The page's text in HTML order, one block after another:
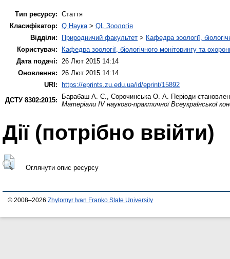
Тип ресурсу: Стаття
Класифікатор: Q Наука> QL Зоологія
Відділи:
Природничий факультет > Кафедра зоології,
Користувач:
Кафедра зоології, біологічного моніторингу та
Дата подачі: 26 Лют 2015 14:14
Оновлення: 26 Лют 2015 14:14
URI:
https://eprints.zu.edu.ua/id/eprint/15892
ДСТУ 8302:2015:
Барабаш А. С., Сорочинська О. А. Періоди
Матеріали ІV науково-практичної Всеукраїнської
Дії ​​(потрібно ввійти)
Оглянути опис ресурсу
© 2008–2026 Zhytomyr Ivan Franko State University